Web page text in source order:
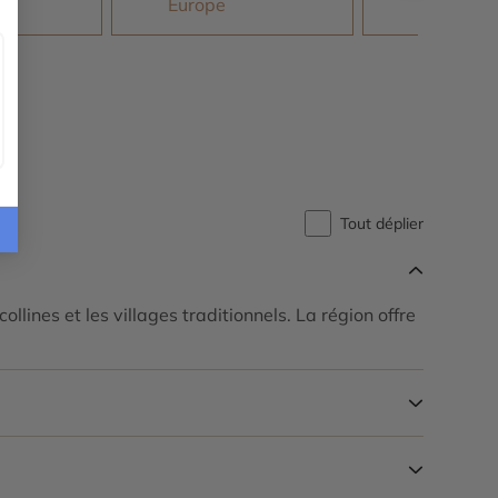
Tout déplier
et les villages traditionnels. La région offre